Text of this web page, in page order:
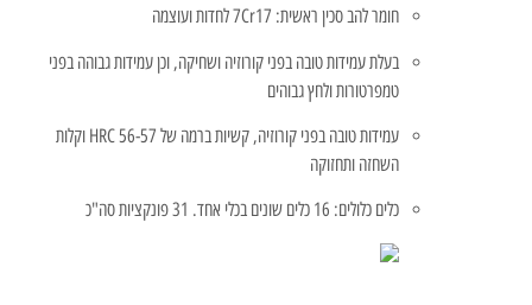
חומר להב סכין ראשית: 7Cr17 לחדות ועוצמה
בעלת עמידות טובה בפני קורוזיה ושחיקה, וכן עמידות גבוהה בפני
טמפרטורות ולחץ גבוהים
עמידות טובה בפני קורוזיה, קשיות ברמה של 56-57 HRC וקלות
השחזה ותחזוקה
כלים כלולים: 16 כלים שונים בכלי אחד. 31 פונקציות סה"כ